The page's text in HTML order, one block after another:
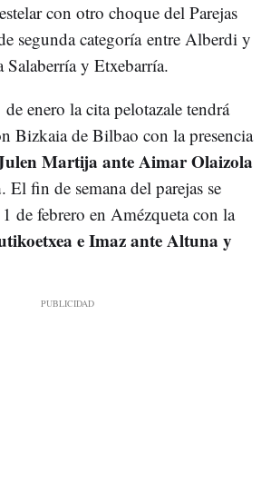
con otro choque del Parejas
segunda categoría entre Alberdi y
Salaberría y Etxebarría.
enero la cita pelotazale tendrá
Bizkaia de Bilbao con la presencia
Martija ante Aimar Olaizola
. El fin de semana del parejas se
1 de febrero en Amézqueta con la
e Imaz ante Altuna y